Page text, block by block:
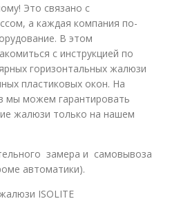
Это связано с
а каждая компания по-
В этом
с инструкцией по
горизонтальных жалюзи
пластиковых окон. На
мы можем гарантировать
жалюзи только на нашем
замера и самовывоза
автоматики).
ISOLITE